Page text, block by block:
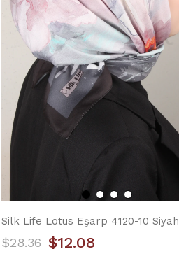
Silk Life Lotus Eşarp 4120-10 Siyah
$12.08
$28.36